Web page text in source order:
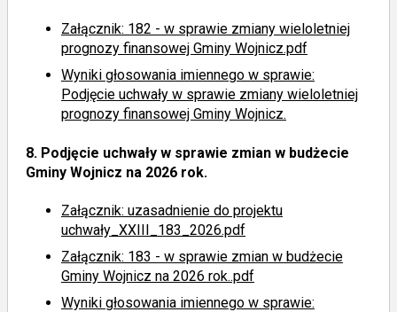
Załącznik: 182 - w sprawie zmiany wieloletniej
prognozy finansowej Gminy Wojnicz.pdf
Wyniki głosowania imiennego w sprawie:
Podjęcie uchwały w sprawie zmiany wieloletniej
prognozy finansowej Gminy Wojnicz.
8. Podjęcie uchwały w sprawie zmian w budżecie
Gminy Wojnicz na 2026 rok.
Załącznik: uzasadnienie do projektu
uchwały_XXIII_183_2026.pdf
Załącznik: 183 - w sprawie zmian w budżecie
Gminy Wojnicz na 2026 rok..pdf
Wyniki głosowania imiennego w sprawie: